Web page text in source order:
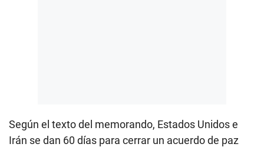
Según el texto del memorando, Estados Unidos e
Irán se dan 60 días para cerrar un acuerdo de paz